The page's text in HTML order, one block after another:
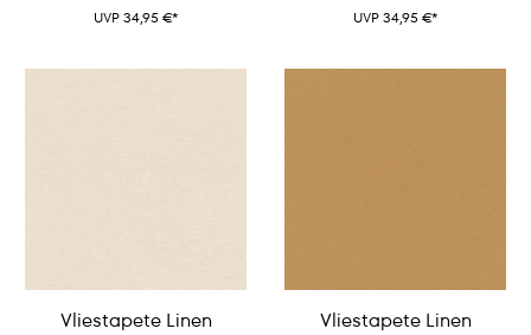
UVP 34,95 €* UVP 34,95 €*
Vliestapete Linen Vliestapete Linen